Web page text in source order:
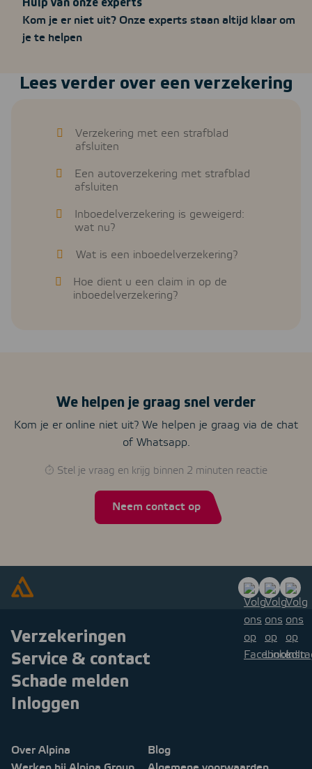
Hulp van onze experts
Kom je er niet uit? Onze experts staan altijd klaar om
je te helpen
Lees verder over een verzekering
Verzekering met een strafblad
afsluiten
Een autoverzekering met strafblad
afsluiten
Inboedelverzekering is geweigerd:
wat nu?
Wat is een inboedelverzekering?
Hoe dient u een claim in op de
inboedelverzekering?
We helpen je graag snel verder
Kom je er online niet uit? We helpen je graag via de chat
of Whatsapp.
Stel je vraag en krijg binnen 2 minuten reactie
Neem contact op
Verzekeringen
Service & contact
Schade melden
Inloggen
Over Alpina
Blog